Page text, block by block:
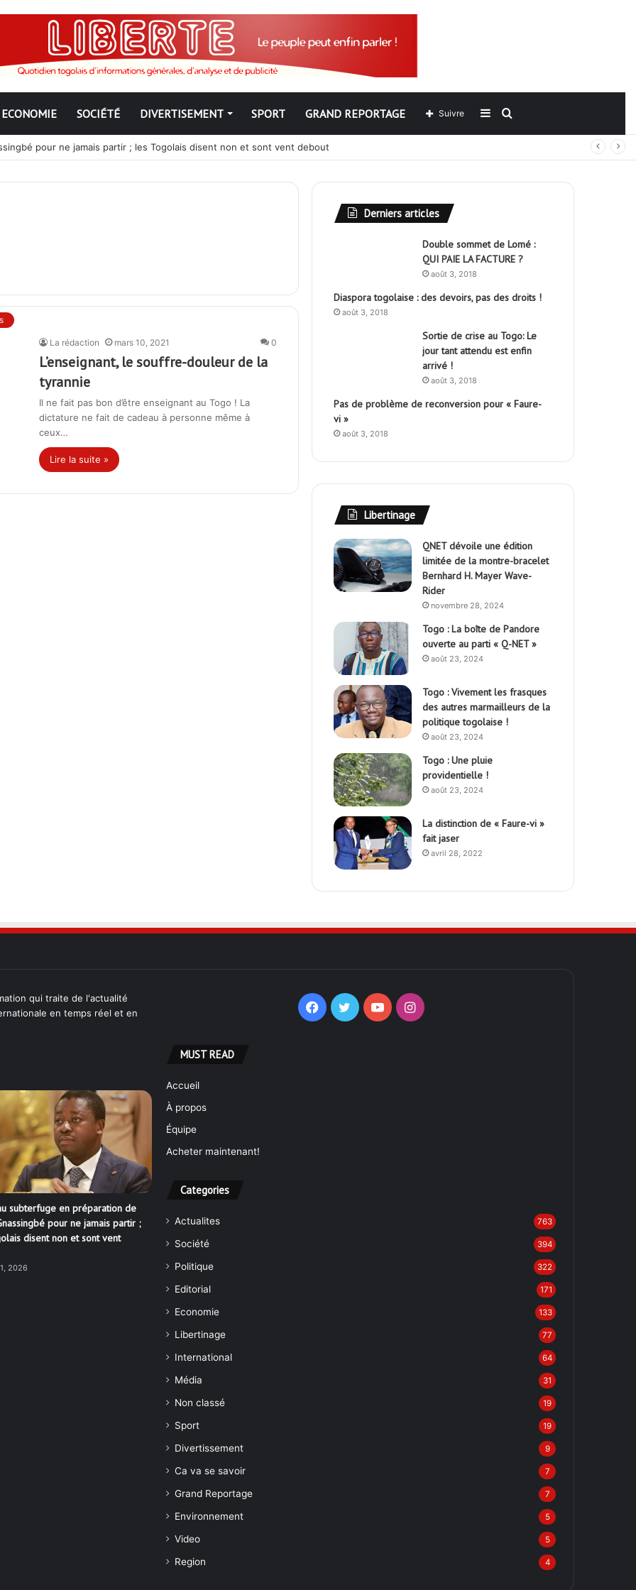
ECONOMIE SOCIÉTÉ DIVERTISEMENT SPORT GRAND REPORTAGE Rechercher
Sidebar
(barre
Suivre
pour ne jamais partir ; les Togolais disent non et sont vent debout
La rédaction mars 10, 2021 0
L’enseignant, le souffre-douleur de la
tyrannie
Il ne fait pas bon d’être enseignant au Togo ! La
dictature ne fait de cadeau à personne même à
ceux…
Lire la suite »
Derniers articles
Double sommet de Lomé :
QUI PAIE LA FACTURE ?
août 3, 2018
Diaspora togolaise : des devoirs, pas des droits !
août 3, 2018
Sortie de crise au Togo: Le
jour tant attendu est enfin
arrivé !
août 3, 2018
Pas de problème de reconversion pour « Faure-
vi »
août 3, 2018
Libertinage
QNET dévoile une édition
limitée de la montre-bracelet
Bernhard H. Mayer Wave-
Rider
novembre 28, 2024
Togo : La boîte de Pandore
ouverte au parti « Q-NET »
août 23, 2024
Togo : Vivement les frasques
des autres marmailleurs de la
politique togolaise !
août 23, 2024
Togo : Une pluie
providentielle !
août 23, 2024
La distinction de « Faure-vi »
fait jaser
avril 28, 2022
qui traite de l'actualité
en temps réel et en
subterfuge en préparation de
pour ne jamais partir ;
disent non et sont vent
2026
Facebook
TwitterYouTubeInstagram
MUST READ
Accueil
À propos
Équipe
Acheter maintenant!
Categories
Actualites 763
Société 394
Politique 322
Editorial 171
Economie 133
Libertinage 77
International 64
Média 31
Non classé 19
Sport 19
Divertissement 9
Ca va se savoir 7
Grand Reportage 7
Environnement 5
Video 5
Region 4